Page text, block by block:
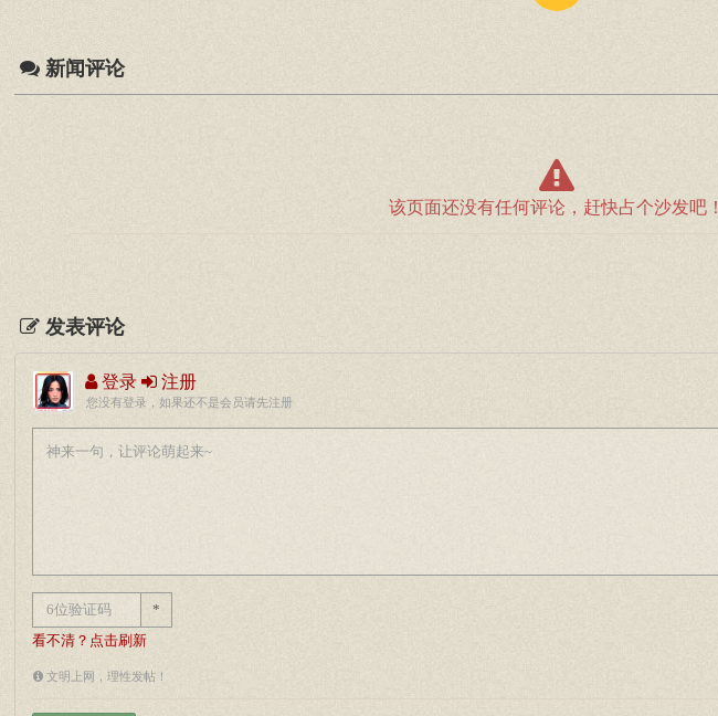
新闻评论
该页面还没有任何评论，赶快占个沙发吧！
发表评论
登录 注册
您没有登录，如果还不是会员请先注册
*
看不清？点击刷新
文明上网，理性发帖！